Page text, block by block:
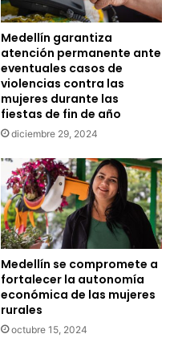
Medellín garantiza
atención permanente ante
eventuales casos de
violencias contra las
mujeres durante las
fiestas de fin de año
diciembre 29, 2024
Medellín se compromete a
fortalecer la autonomía
económica de las mujeres
rurales
octubre 15, 2024